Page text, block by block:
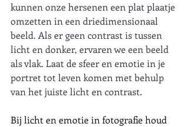
kunnen onze hersenen een plat plaatje
omzetten in een driedimensionaal
beeld. Als er geen contrast is tussen
licht en donker, ervaren we een beeld
als vlak. Laat de sfeer en emotie in je
portret tot leven komen met behulp
van het juiste licht en contrast.
Bij licht en emotie in fotografie houd